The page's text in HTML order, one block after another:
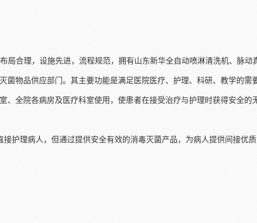
局合理，设施先进，流程规范，拥有山东新华全自动喷淋清洗机、脉动
物品供应部门。其主要功能是满足医院医疗、护理、科研、教学的需
全院各病房及医疗科室使用，使患者在接受治疗与护理时获得安全的
护理病人，但通过提供安全有效的消毒灭菌产品，为病人提供间接优